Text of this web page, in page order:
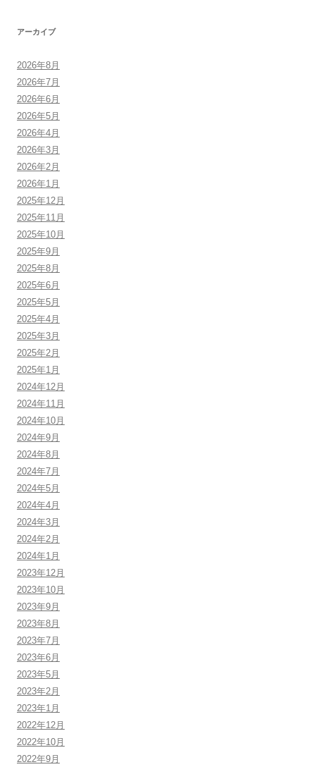
アーカイブ
2026年8月
2026年7月
2026年6月
2026年5月
2026年4月
2026年3月
2026年2月
2026年1月
2025年12月
2025年11月
2025年10月
2025年9月
2025年8月
2025年6月
2025年5月
2025年4月
2025年3月
2025年2月
2025年1月
2024年12月
2024年11月
2024年10月
2024年9月
2024年8月
2024年7月
2024年5月
2024年4月
2024年3月
2024年2月
2024年1月
2023年12月
2023年10月
2023年9月
2023年8月
2023年7月
2023年6月
2023年5月
2023年2月
2023年1月
2022年12月
2022年10月
2022年9月